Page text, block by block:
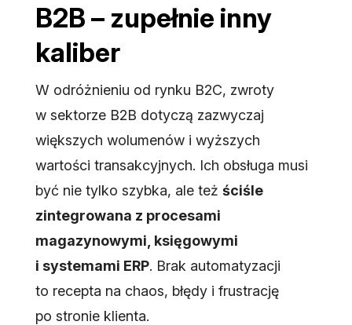
B2B – zupełnie inny
kaliber
W odróżnieniu od rynku B2C, zwroty
w sektorze B2B dotyczą zazwyczaj
większych wolumenów i wyższych
wartości transakcyjnych. Ich obsługa musi
być nie tylko szybka, ale też ściśle
zintegrowana z procesami
magazynowymi, księgowymi
i systemami ERP. Brak automatyzacji
to recepta na chaos, błędy i frustrację
po stronie klienta.